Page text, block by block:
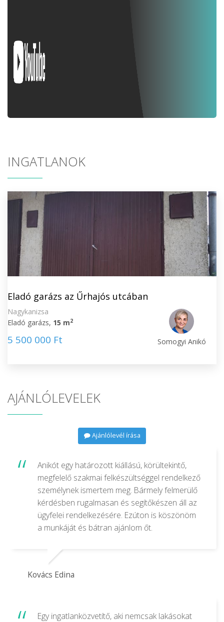
INGATLANOK
Eladó garázs az Űrhajós utcában
Nagykanizsa
Eladó garázs, 15 m2
5 500 000 Ft Somogyi Anikó
AJÁNLÓLEVELEK
Ajánlólevél írása
Anikót egy határozott kiállású, körültekintő,
megfelelő szakmai felkészültséggel rendelkező
személynek ismertem meg. Bármely felmerülő
kérdésben rugalmasan és segítőkészen áll az
ügyfelei rendelkezésére. Ezúton is köszönöm
a munkáját és bátran ajánlom őt.
Kovács Edina
Egy ingatlanközvetítő, aki nemcsak lakásokat